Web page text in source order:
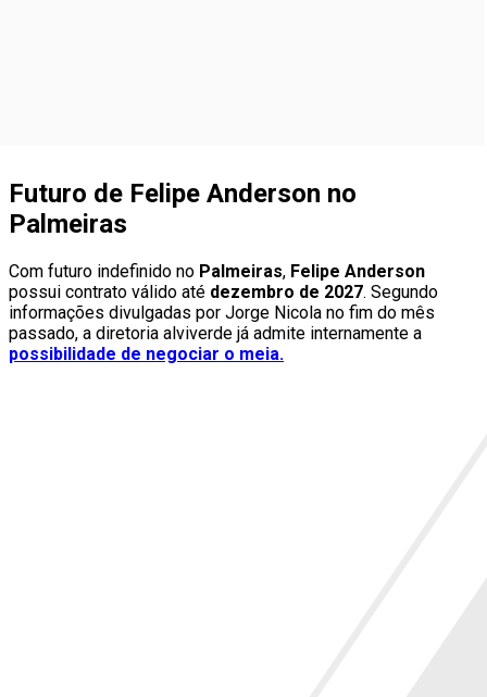
Futuro de Felipe Anderson no
Palmeiras
Com futuro indefinido no Palmeiras, Felipe Anderson
possui contrato válido até dezembro de 2027. Segundo
informações divulgadas por Jorge Nicola no fim do mês
passado, a diretoria alviverde já admite internamente a
possibilidade de negociar o meia.